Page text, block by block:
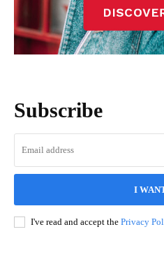
Subscribe
I
I've read and accept the Privacy